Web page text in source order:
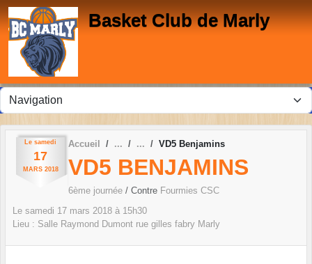
Basket Club de Marly
Le samedi
17
MARS 2018
Accueil VD5 Benjamins
VD5 BENJAMINS
6ème journée / Contre Fourmies CSC
Le samedi 17 mars 2018 à 15h30
Lieu : Salle Raymond Dumont rue gilles fabry Marly
Panneau de gestion des cookies